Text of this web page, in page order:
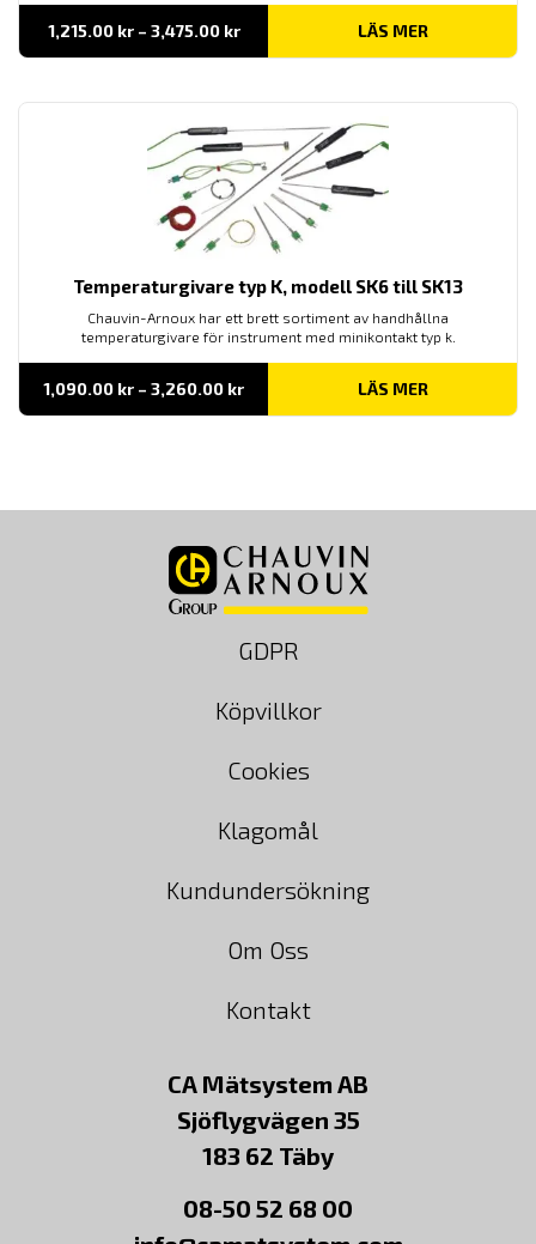
1,215.00 kr – 3,475.00 krPrisintervall:
till
LÄS MER
Temperaturgivare typ K, modell SK6 till SK13
Chauvin-Arnoux har ett brett sortiment av handhållna
temperaturgivare för instrument med minikontakt typ k.
1,090.00 kr – 3,260.00 krPrisintervall:
till
LÄS MER
GDPR
Köpvillkor
Cookies
Klagomål
Kundundersökning
Om Oss
Kontakt
CA Mätsystem AB
Sjöflygvägen 35
183 62 Täby
08-50 52 68 00